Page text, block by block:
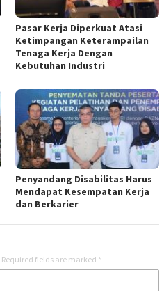
Pasar Kerja Diperkuat Atasi
Ketimpangan Keterampailan
Tenaga Kerja Dengan
Kebutuhan Industri
Penyandang Disabilitas Harus
Mendapat Kesempatan Kerja
dan Berkarier
Required fields are marked *